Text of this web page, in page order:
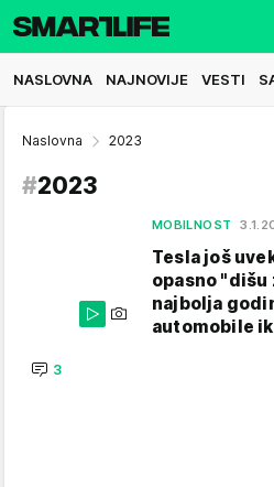
NASLOVNA NAJNOVIJE VESTI
Naslovna 2023
#2023
MOBILNOST
Tesla još
opasno "dišu
najbolja
automobile
3